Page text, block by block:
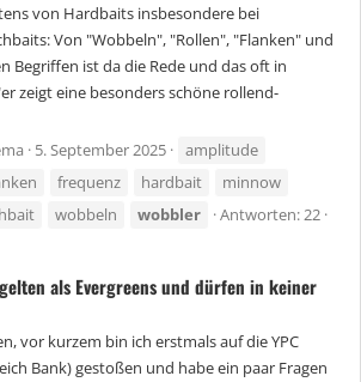
von Hardbaits insbesondere bei
Von "Wobbeln", "Rollen", "Flanken" und
Begriffen ist da die Rede und das oft in
zeigt eine besonders schöne rollend-
5. September 2025
amplitude
frequenz hardbait
minnow
wobbeln wobbler
Antworten: 22
als Evergreens und dürfen in keiner
vor kurzem bin ich erstmals auf die YPC
Bank) gestoßen und habe ein paar Fragen